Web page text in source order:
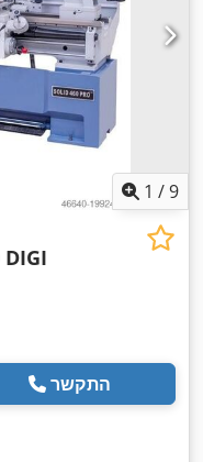
1 /9
DIGI
התקשר